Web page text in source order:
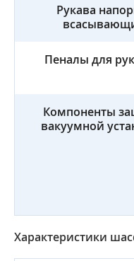
Рукава
Пеналы для
Компоненты
вакуумной
Характеристики